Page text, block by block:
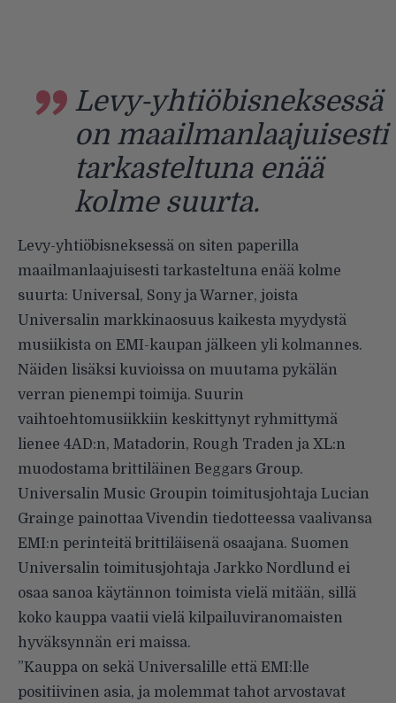
Levy-yhtiöbisneksessä
on maailmanlaajuisesti
tarkasteltuna enää
kolme suurta.
Levy-yhtiöbisneksessä on siten paperilla
maailmanlaajuisesti tarkasteltuna enää kolme
suurta: Universal, Sony ja Warner, joista
Universalin markkinaosuus kaikesta myydystä
musiikista on EMI-kaupan jälkeen yli kolmannes.
Näiden lisäksi kuvioissa on muutama pykälän
verran pienempi toimija. Suurin
vaihtoehtomusiikkiin keskittynyt ryhmittymä
lienee 4AD:n, Matadorin, Rough Traden ja XL:n
muodostama brittiläinen Beggars Group.
Universalin Music Groupin toimitusjohtaja Lucian
Grainge painottaa Vivendin tiedotteessa vaalivansa
EMI:n perinteitä brittiläisenä osaajana. Suomen
Universalin toimitusjohtaja Jarkko Nordlund ei
osaa sanoa käytännon toimista vielä mitään, sillä
koko kauppa vaatii vielä kilpailuviranomaisten
hyväksynnän eri maissa.
”Kauppa on sekä Universalille että EMI:lle
positiivinen asia, ja molemmat tahot arvostavat